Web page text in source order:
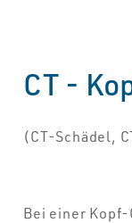
CT -
(CT-Schädel,
Bei einer